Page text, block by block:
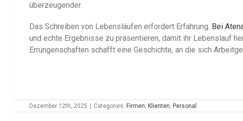
überzeugender.
Das Schreiben von Lebensläufen erfordert Erfahrung. Bei
und echte Ergebnisse zu präsentieren, damit ihr Lebenslauf
Errungenschaften schafft eine Geschichte, an die sich
Dezember 12th, 2025 Categories: Firmen, Klienten, Personal